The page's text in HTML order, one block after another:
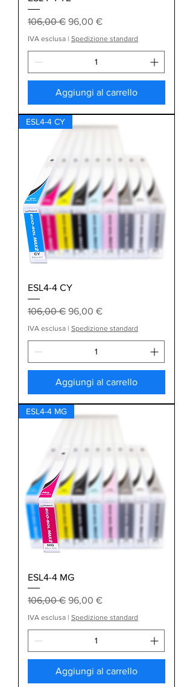
Prezzo regolare
106,00 € Prezzo scontato
96,00 €
IVA esclusa | Spedizione standard
Aggiungi al carrello
ESL4-4 CY
ESL4-4 CY
Prezzo regolare
106,00 € Prezzo scontato
96,00 €
IVA esclusa | Spedizione standard
Aggiungi al carrello
ESL4-4 MG
ESL4-4 MG
Prezzo regolare
106,00 € Prezzo scontato
96,00 €
IVA esclusa | Spedizione standard
Aggiungi al carrello